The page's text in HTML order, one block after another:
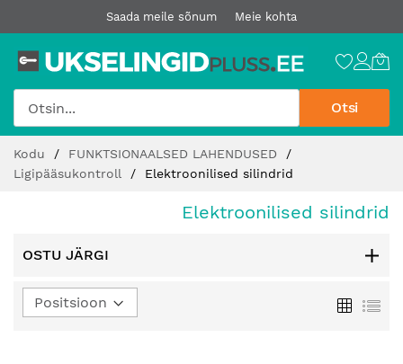
Saada meile sõnum Meie kohta
Otsi
sisu
juurde
Kodu
FUNKTSIONAALSED LAHENDUSED
Ligipääsukontroll
Elektroonilised silindrid
Elektroonilised silindrid
OSTU JÄRGI